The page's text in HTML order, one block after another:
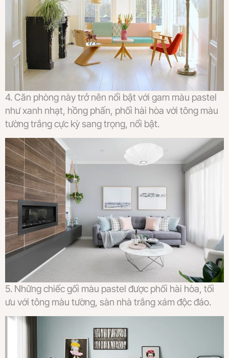
4. Căn phòng này trở nên nổi bật với gam màu pastel
như xanh nhạt, hồng phấn, phối hài hòa với tông màu
tường trắng cực kỳ sang trọng, nổi bật.
5. Những chiếc gối màu pastel được phối hài hòa, tối
ưu với tông màu tường, sàn nhà trắng xám độc đáo.